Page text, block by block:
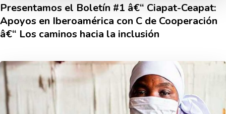
Presentamos el Boletí­n #1 â€“ Ciapat-Ceapat:
Apoyos en Iberoamérica con C de Cooperación
â€“ Los caminos hacia la inclusión